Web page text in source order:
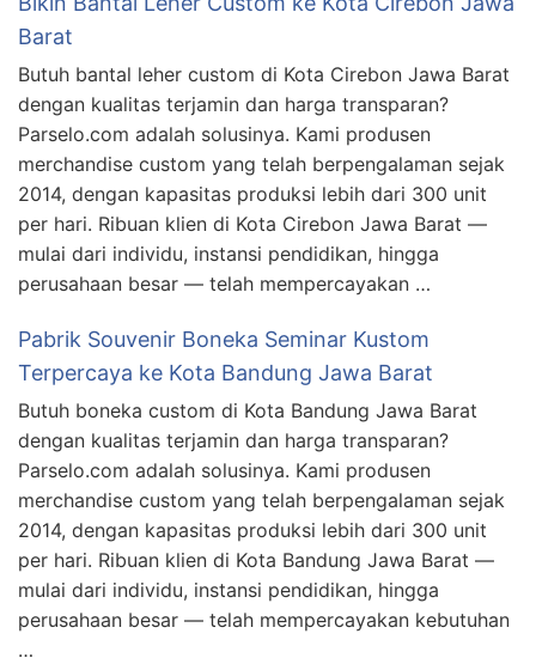
Barat
Butuh bantal leher custom di Kota Cirebon Jawa Barat
dengan kualitas terjamin dan harga transparan?
Parselo.com adalah solusinya. Kami produsen
merchandise custom yang telah berpengalaman sejak
2014, dengan kapasitas produksi lebih dari 300 unit
per hari. Ribuan klien di Kota Cirebon Jawa Barat —
mulai dari individu, instansi pendidikan, hingga
perusahaan besar — telah mempercayakan …
Pabrik Souvenir Boneka Seminar Kustom
Terpercaya ke Kota Bandung Jawa Barat
Butuh boneka custom di Kota Bandung Jawa Barat
dengan kualitas terjamin dan harga transparan?
Parselo.com adalah solusinya. Kami produsen
merchandise custom yang telah berpengalaman sejak
2014, dengan kapasitas produksi lebih dari 300 unit
per hari. Ribuan klien di Kota Bandung Jawa Barat —
mulai dari individu, instansi pendidikan, hingga
perusahaan besar — telah mempercayakan kebutuhan
…